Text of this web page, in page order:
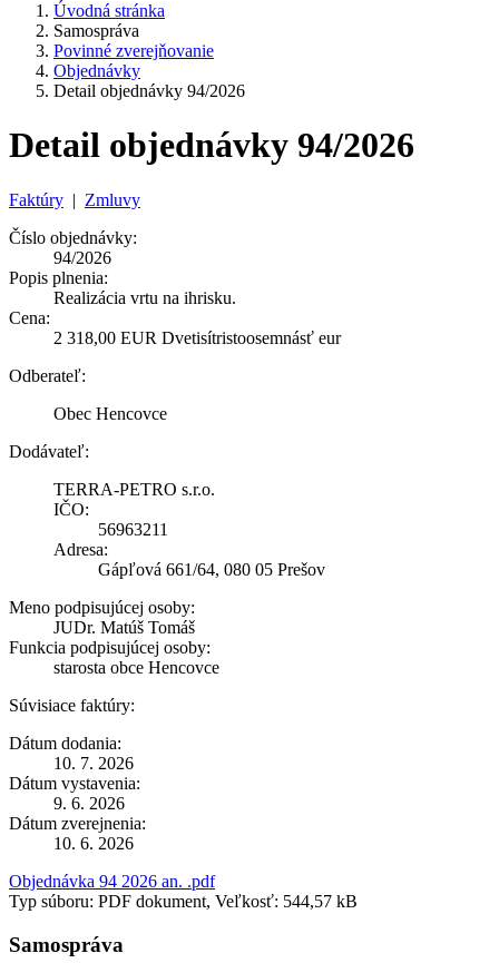
Úvodná stránka
Samospráva
Povinné zverejňovanie
Objednávky
Detail objednávky 94/2026
Detail objednávky 94/2026
Faktúry | Zmluvy
Číslo objednávky:
94/2026
Popis plnenia:
Realizácia vrtu na ihrisku.
Cena:
2 318,00 EUR Dvetisítristoosemnásť eur
Odberateľ:
Obec Hencovce
Dodávateľ:
TERRA-PETRO s.r.o.
IČO:
56963211
Adresa:
Gápľová 661/64, 080 05 Prešov
Meno podpisujúcej osoby:
JUDr. Matúš Tomáš
Funkcia podpisujúcej osoby:
starosta obce Hencovce
Súvisiace faktúry:
Dátum dodania:
10. 7. 2026
Dátum vystavenia:
9. 6. 2026
Dátum zverejnenia:
10. 6. 2026
Objednávka 94 2026 an. .pdf
Typ súboru: PDF dokument, Veľkosť: 544,57 kB
Samospráva